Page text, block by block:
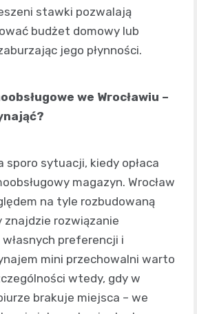
stawki pozwalają
budżet domowy lub
jego płynności.
we Wrocławiu –
sporo sytuacji, kiedy opłaca
magazyn. Wrocław
na tyle rozbudowaną
rozwiązanie
preferencji i
mini przechowalni warto
wtedy, gdy w
brakuje miejsca – we